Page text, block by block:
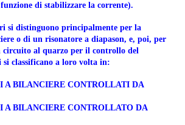
di stabilizzare la corrente).
si distinguono principalmente per la
o di un risonatore a diapason, e, poi, per
al quarzo per il controllo del
classificano a loro volta in:
A BILANCIERE CONTROLLATI DA
A BILANCIERE CONTROLLATO DA